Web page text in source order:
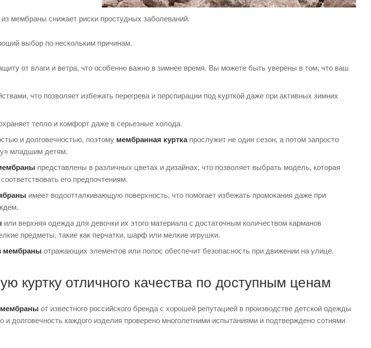
мембраны снижает риски простудных заболеваний.
выбор по нескольким причинам.
от влаги и ветра, что особенно важно в зимнее время. Вы можете быть уверены в том, что ваш
что позволяет избежать перегрева и перспирации под курткой даже при активных зимних
тепло и комфорт даже в серьезные холода.
и долговечностью, поэтому мембранная курткапрослужит не один сезон, а потом запросто
младшим детям.
представлены в различных цветах и дизайнах, что позволяет выбрать модель, которая
его предпочтениям.
имеет водоотталкивающую поверхность, что помогает избежать промокания даже при
или верхняя одежда для девочки их этого материала с достаточным количеством карманов
предметы, такие как перчатки, шарф или мелкие игрушки.
мембраны отражающих элементов или полос обеспечит безопасность при движении на улице.
куртку отличного качества по доступным ценам
мембраны от известного российского бренда с хорошей репутацией в производстве детской одежды
и долговечность каждого изделия проверено многолетними испытаниями и подтверждено сотнями